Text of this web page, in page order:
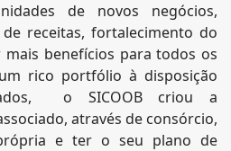
de novos negócios,
receitas, fortalecimento do
benefícios para todos os
rico portfólio à disposição
o SICOOB criou a
através de consórcio,
e ter o seu plano de